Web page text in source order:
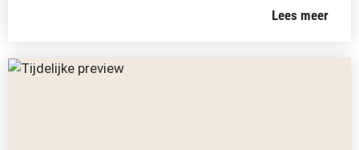
Lees meer